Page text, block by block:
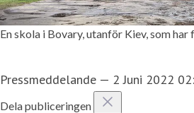
En skola i Bovary, utanför Kiev, som har
Pressmeddelande — 2 Juni 2022
Dela publiceringen